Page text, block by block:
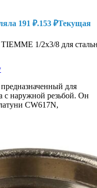
191 ₽.153 ₽Текущая
1/2х3/8 для
для
с наружной резьбой. Он
CW617N,